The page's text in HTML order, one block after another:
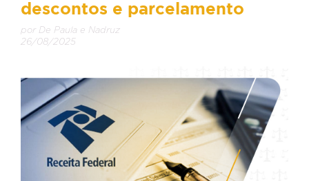
descontos e parcelamento
por De Paula e Nadruz
26/08/2025